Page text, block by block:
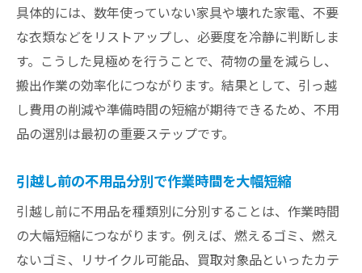
不用品処分が引越し準備を簡単にする理由
引越し前に不用品を処分する効果とは
荷物の減少で引越しコストも削減できる方
法
不用品の片付けが新生活に与えるメリット
引越し直前の不用品整理で得られる安心感
賢い不用品整理で新生活をスムーズに始める
不用品整理が新生活スタートを後押しする
理由
具体的には、数年使っていない家具や壊れた家電、不要
な衣類などをリストアップし、必要度を冷静に判断しま
す。こうした見極めを行うことで、荷物の量を減らし、
搬出作業の効率化につながります。結果として、引っ越
し費用の削減や準備時間の短縮が期待できるため、不用
品の選別は最初の重要ステップです。
引越し前の不用品分別で作業時間を大幅短縮
引越し前に不用品を種類別に分別することは、作業時間
の大幅短縮につながります。例えば、燃えるゴミ、燃え
ないゴミ、リサイクル可能品、買取対象品といったカテ